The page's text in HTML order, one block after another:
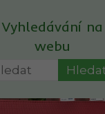
Vyhledávání na
webu